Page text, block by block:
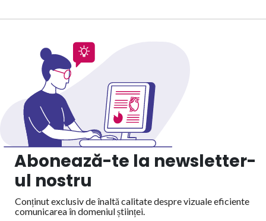
Abonează-te la newsletter-
ul nostru
Conținut exclusiv de înaltă calitate despre vizuale eficiente
comunicarea în domeniul științei.